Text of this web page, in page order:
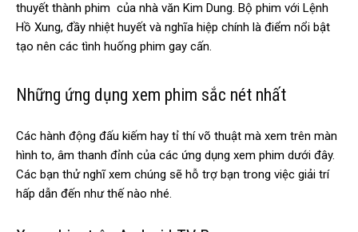
thuyết thành phim của nhà văn Kim Dung. Bộ phim với Lệnh
Hồ Xung, đầy nhiệt huyết và nghĩa hiệp chính là điểm nổi bật
tạo nên các tình huống phim gay cấn.
Những ứng dụng xem phim sắc nét nhất
Các hành động đấu kiếm hay tỉ thí võ thuật mà xem trên màn
hình to, âm thanh đỉnh của các ứng dụng xem phim dưới đây.
Các bạn thử nghĩ xem chúng sẽ hỗ trợ bạn trong việc giải trí
hấp dẫn đến như thế nào nhé.